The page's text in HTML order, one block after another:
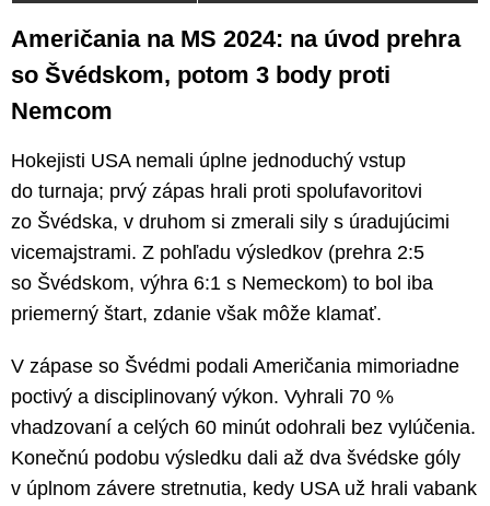
Američania na MS 2024: na úvod prehra
so Švédskom, potom 3 body proti
Nemcom
Hokejisti USA nemali úplne jednoduchý vstup
do turnaja; prvý zápas hrali proti spolufavoritovi
zo Švédska, v druhom si zmerali sily s úradujúcimi
vicemajstrami. Z pohľadu výsledkov (prehra 2:5
so Švédskom, výhra 6:1 s Nemeckom) to bol iba
priemerný štart, zdanie však môže klamať.
V zápase so Švédmi podali Američania mimoriadne
poctivý a disciplinovaný výkon. Vyhrali 70 %
vhadzovaní a celých 60 minút odohrali bez vylúčenia.
Konečnú podobu výsledku dali až dva švédske góly
v úplnom závere stretnutia, kedy USA už hrali vabank